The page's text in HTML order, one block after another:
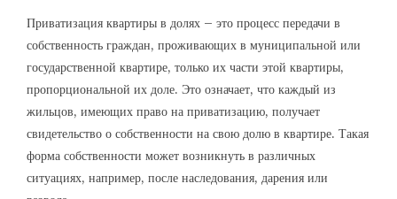
Приватизация квартиры в долях – это процесс передачи в
собственность граждан, проживающих в муниципальной или
государственной квартире, только их части этой квартиры,
пропорциональной их доле. Это означает, что каждый из
жильцов, имеющих право на приватизацию, получает
свидетельство о собственности на свою долю в квартире. Такая
форма собственности может возникнуть в различных
ситуациях, например, после наследования, дарения или